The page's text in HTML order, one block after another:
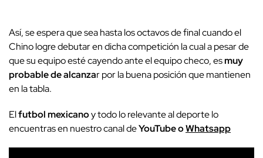
Así, se espera que sea hasta los octavos de final cuando el
Chino logre debutar en dicha competición la cual a pesar de
que su equipo esté cayendo ante el equipo checo, esmuy
probable de alcanzar por la buena posición que mantienen
en la tabla.
Elfutbol mexicanoy todo lo relevante al deporte lo
encuentras en nuestro canal deYouTube oWhatsapp